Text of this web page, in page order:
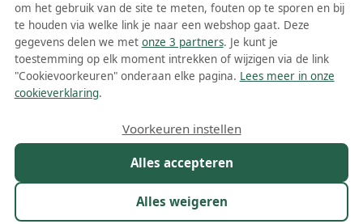
Wis filters Alle filters
Supercute dames boots
Meer lezen
Kleur Prijs
8 resultaten:
om het gebruik van de site te meten, fouten op te sporen en bij
te houden via welke link je naar een webshop gaat. Deze
gegevens delen we met onze 3 partners. Je kunt je
toestemming op elk moment intrekken of wijzigen via de link
"Cookievoorkeuren" onderaan elke pagina. Lees meer in onze
cookieverklaring.
Alles accepteren
Alles weigeren
Voorkeuren instellen